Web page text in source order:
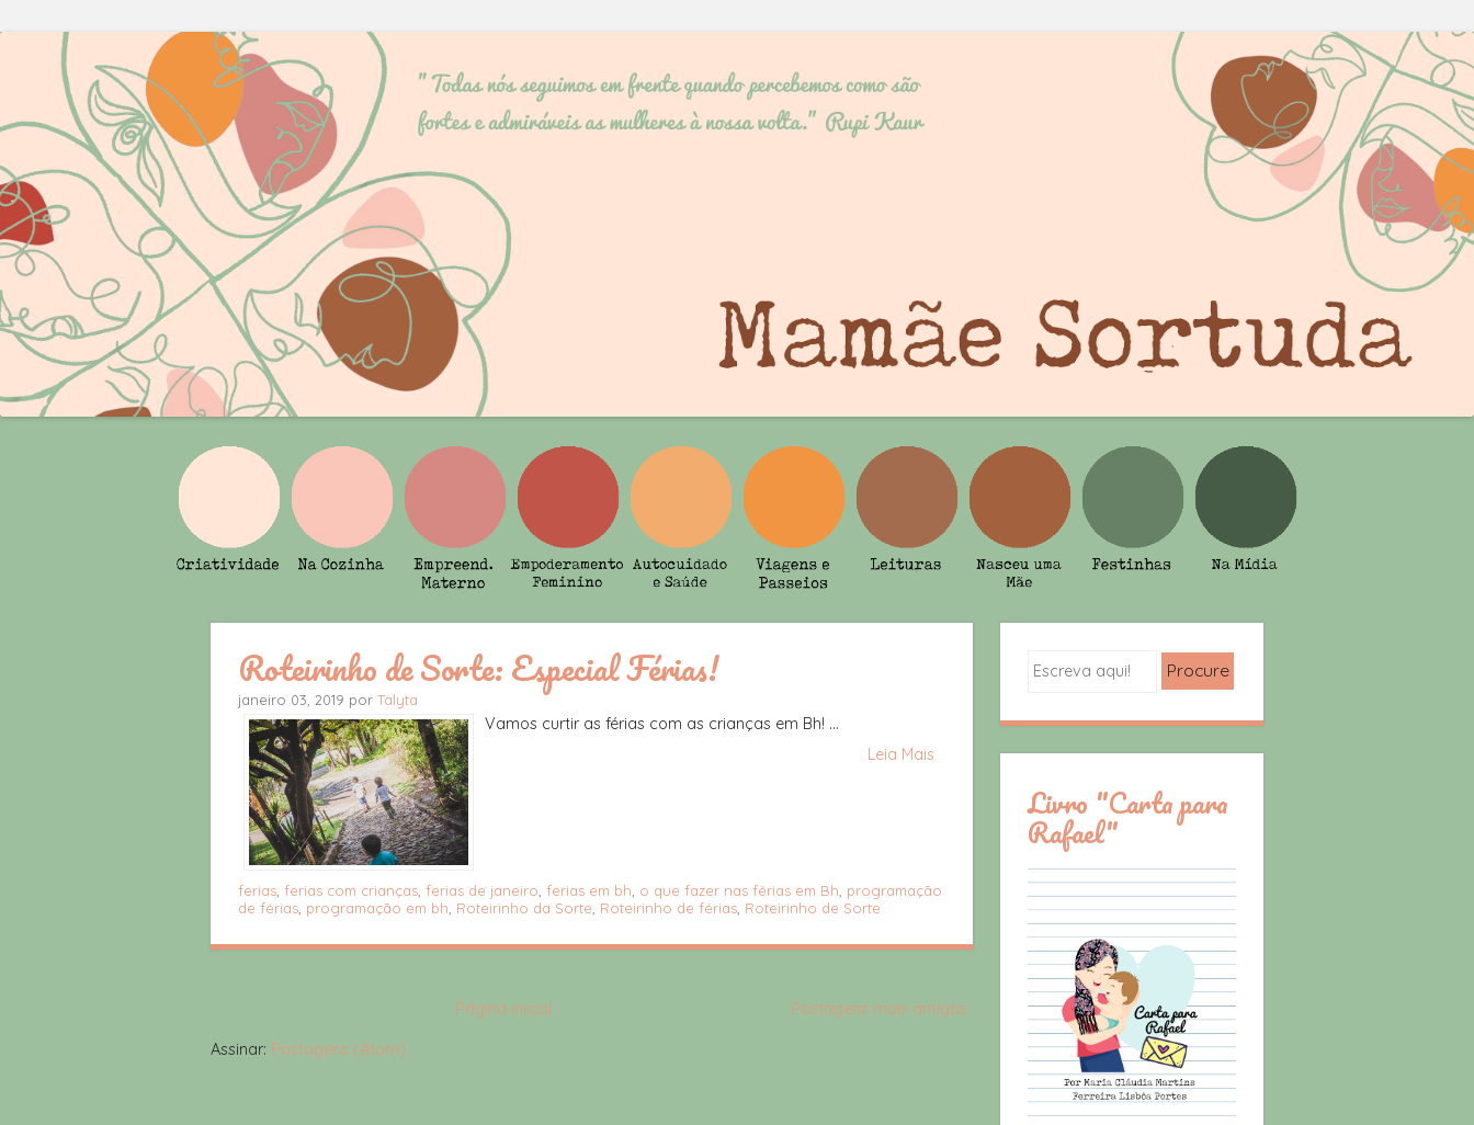
Roteirinho de Sorte: Especial Férias!
janeiro 03, 2019 por Talyta
Vamos curtir as férias com as crianças em Bh! ...
Leia Mais
ferias, ferias com crianças, ferias de janeiro, ferias em bh, o que fazer nas férias em Bh, programação
de férias, programação em bh, Roteirinho da Sorte, Roteirinho de férias, Roteirinho de Sorte
Postagens mais antigas
Página inicial
Assinar: Postagens (Atom)
Search
Livro "Carta para
Rafael"